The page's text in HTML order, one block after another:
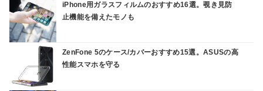
iPhone用ガラスフィルムのおすすめ16選。覗き見防
止機能を備えたモノも
ZenFone 5のケース/カバーおすすめ15選。ASUSの高
性能スマホを守る